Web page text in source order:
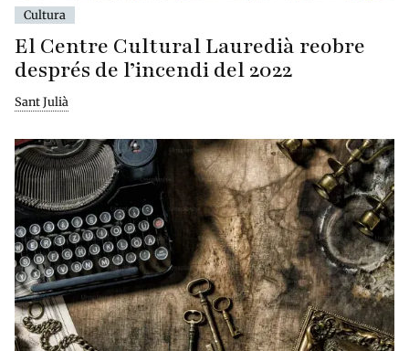
Cultura
El Centre Cultural Lauredià reobre
després de l’incendi del 2022
Sant Julià